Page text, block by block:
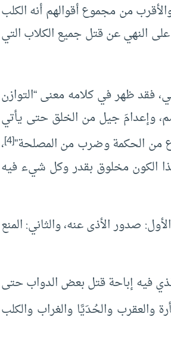
من مجموع أقوالهم أنه الكلب
النهي عن قتل جميع الكلاب التي
فقد ظهر في كلامه معنى “التوازن
وإعدامَ جيل من الخلق حتى يأتي
من الحكمة وضرب من المصلحة”[4] ،
الكون مخلوق بقدر وكل شيء فيه
صدور الأذى عنه، والثاني: المنع
فيه إباحة قتل بعض الدواب حتى
والعقرب والحُدَيَّا والغراب والكلب